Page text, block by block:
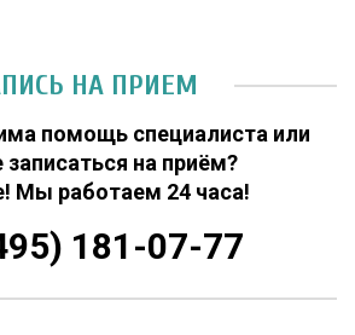
НА ПРИЕМ
помощь специалиста или
записаться на приём?
Мы работаем 24 часа!
181-07-77